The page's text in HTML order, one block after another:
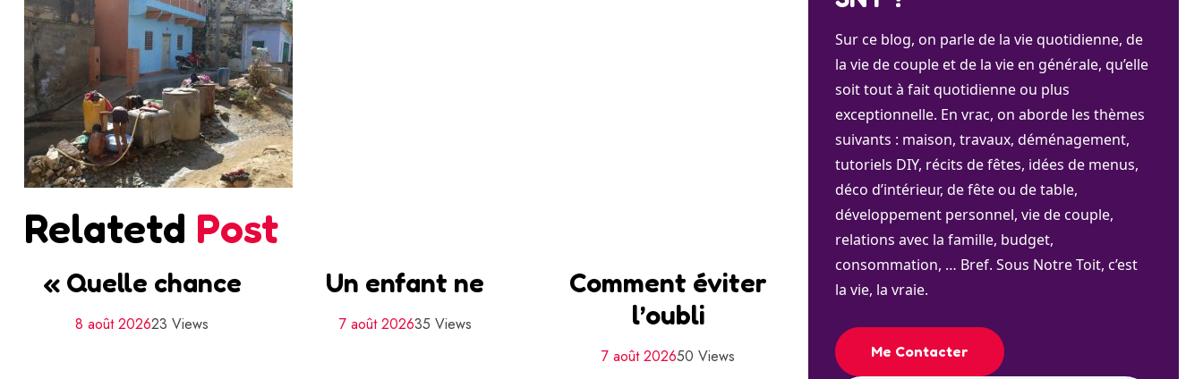
Relatetd Post
« Quelle chance
8 août 202623 Views
Un enfant ne
7 août 202635 Views
Comment éviter
l’oubli
7 août 202650 Views
Sur ce blog, on parle de la vie quotidienne, de
la vie de couple et de la vie en générale, qu’elle
soit tout à fait quotidienne ou plus
exceptionnelle. En vrac, on aborde les thèmes
suivants : maison, travaux, déménagement,
tutoriels DIY, récits de fêtes, idées de menus,
déco d’intérieur, de fête ou de table,
développement personnel, vie de couple,
relations avec la famille, budget,
consommation, … Bref. Sous Notre Toit, c’est
la vie, la vraie.
Me Contacter